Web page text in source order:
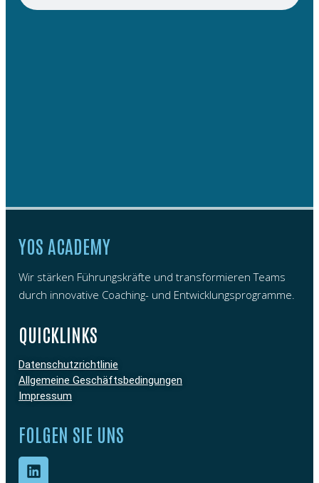
YOS ACADEMY
Wir stärken Führungskräfte und transformieren Teams
durch innovative Coaching- und Entwicklungsprogramme.
QUICKLINKS
Datenschutzrichtlinie
Allgemeine Geschäftsbedingungen
Impressum
FOLGEN SIE UNS